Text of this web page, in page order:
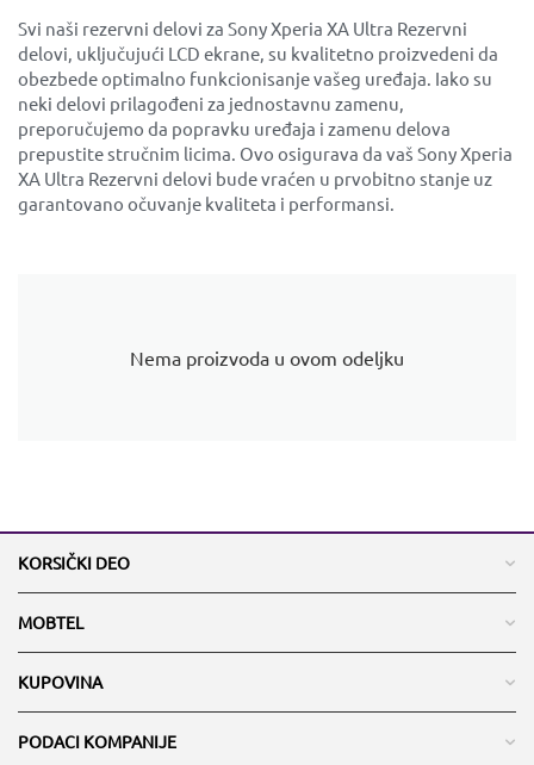
Svi naši rezervni delovi za Sony Xperia XA Ultra Rezervni
delovi, uključujući LCD ekrane, su kvalitetno proizvedeni da
obezbede optimalno funkcionisanje vašeg uređaja. Iako su
neki delovi prilagođeni za jednostavnu zamenu,
preporučujemo da popravku uređaja i zamenu delova
prepustite stručnim licima. Ovo osigurava da vaš Sony Xperia
XA Ultra Rezervni delovi bude vraćen u prvobitno stanje uz
garantovano očuvanje kvaliteta i performansi.
Nema proizvoda u ovom odeljku
KORSIČKI DEO
MOBTEL
KUPOVINA
PODACI KOMPANIJE